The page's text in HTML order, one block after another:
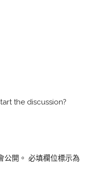
the discussion?
公開。 必填欄位標示為